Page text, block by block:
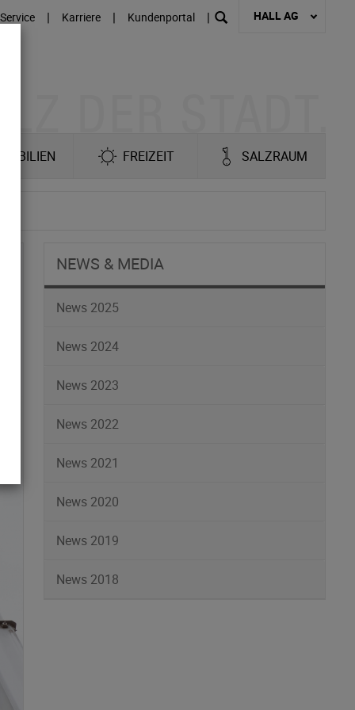
Service | Karriere | Kundenportal | HALL AG
FREIZEIT SALZRAUM
NEWS & MEDIA
News 2025
News 2024
News 2023
News 2022
News 2021
News 2020
News 2019
News 2018